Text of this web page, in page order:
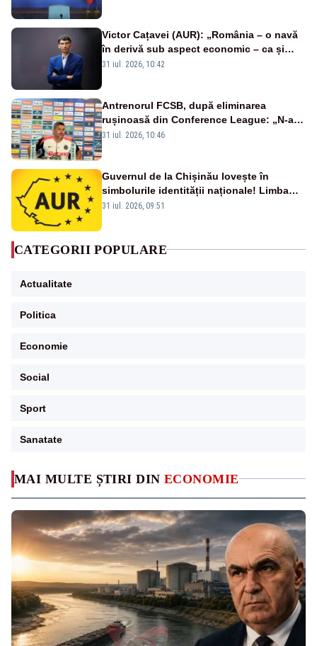
MAI MULTE ȘTIRI DIN ECONOMIE
Victor Cațavei (AUR): „România – o navă
în derivă sub aspect economic – ca și
rezultat al guvernărilor din ultimii 36 de
31 iul. 2026, 10:42
Antrenorul FCSB, după eliminarea
rușinoasă din Conference League: „N-ai
cum să nu scoți în evidență și lucrurile
31 iul. 2026, 10:46
Guvernul de la Chișinău lovește în
simbolurile identității naționale! Limba
română nu se economisește! Limba
31 iul. 2026, 09:51
CATEGORII POPULARE
Actualitate
Politica
Economie
Social
Sport
Sanatate